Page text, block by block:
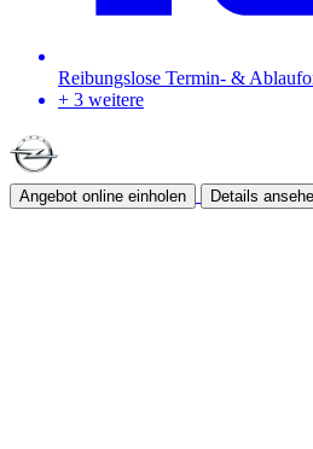
Reibungslose Termin- &
+ 3 weitere
Angebot online einholen Details